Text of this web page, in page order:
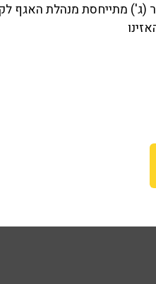
(ג') מתייחסת מנהלת האגף